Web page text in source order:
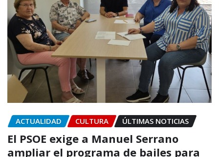
ACTUALIDAD CULTURA ÚLTIMAS NOTICIAS
El PSOE exige a Manuel Serrano
ampliar el programa de bailes para